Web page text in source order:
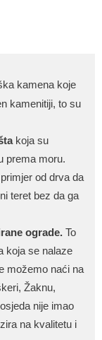
kamena koje
kamenitiji, to su
koja su
prema moru.
od drva da
teret bez da ga
ograde. To
koja se nalaze
možemo naći na
Žaknu,
nije imao
na kvalitetu i